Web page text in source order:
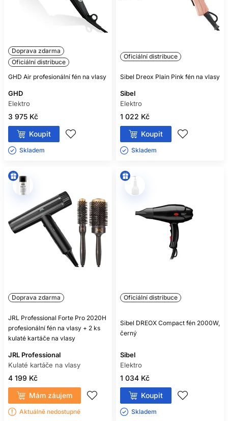
Doprava zdarma
Oficiální distribuce
GHD Air profesionální fén na vlasy
GHD
Elektro
3 975 Kč
Koupit
Skladem ㅤ
Oficiální distribuce
Sibel Dreox Plain Pink fén na vlasy
Sibel
Elektro
1 022 Kč
Koupit
Skladem ㅤ
Doprava zdarma
JRL Professional Forte Pro 2020H
profesionální fén na vlasy + 2 ks
kulaté kartáče na vlasy
JRL Professional
Kulaté kartáče na vlasy
4 199 Kč
Mám záujem
Aktuálně nedostupné
Oficiální distribuce
Sibel DREOX Compact fén 2000W,
černý
Sibel
Elektro
1 034 Kč
Koupit
Skladem ㅤ